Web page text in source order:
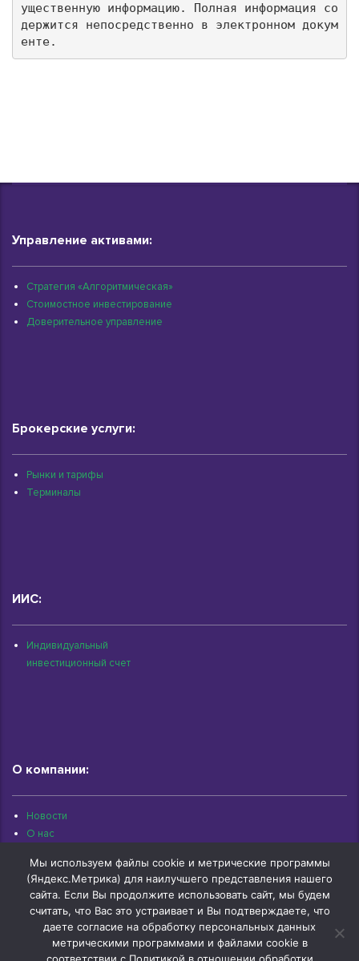
ущественную информацию. Полная информация со
держится непосредственно в электронном докум
енте.
Управление активами:
Стратегия «Алгоритмическая»
Стоимостное инвестирование
Доверительное управление
Брокерские услуги:
Рынки и тарифы
Терминалы
ИИС:
Индивидуальный
инвестиционный счет
О компании:
Новости
О нас
Контакты
Архив документов
Мы используем файлы cookie и метрические программы
(Яндекс.Метрика) для наилучшего представления нашего
сайта. Если Вы продолжите использовать сайт, мы будем
считать, что Вас это устраивает и Вы подтверждаете, что
даете согласие на обработку персональных данных
метрическими программами и файлами cookie в